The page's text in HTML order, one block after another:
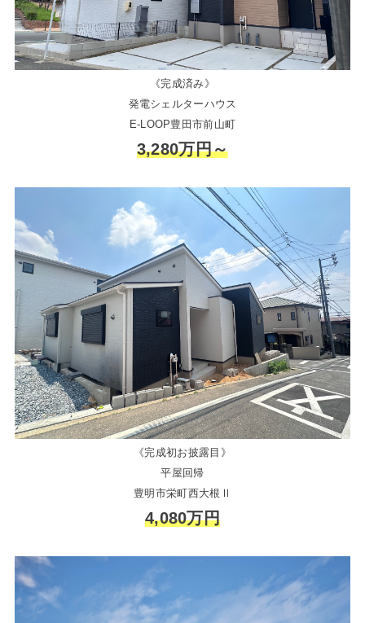
《完成済み》
発電シェルターハウス
E-LOOP豊田市前山町
3,280万円～
《完成初お披露目》
平屋回帰
豊明市栄町西大根Ⅱ
4,080万円